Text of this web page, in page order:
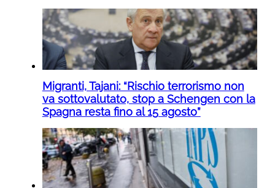
Migranti, Tajani: “Rischio terrorismo non
va sottovalutato, stop a Schengen con la
Spagna resta fino al 15 agosto”